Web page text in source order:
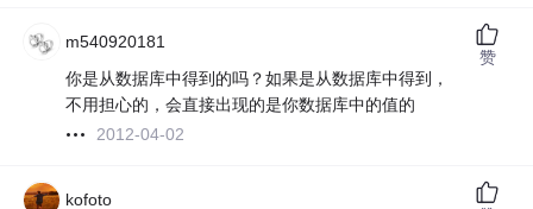
m540920181
你是从数据库中得到的吗？如果是从数据库中得到，
不用担心的，会直接出现的是你数据库中的值的
2012-04-02
赞
kofoto